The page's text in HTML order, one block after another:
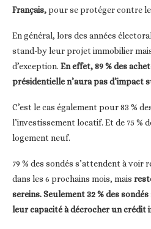
Français,pour se protéger contre
En général, lors des années
stand-by leur projet immobilier
d’exception. En effet, 89 % des
présidentielle n’aura pas d’impact
C’est le cas également pour 83 %
l’investissement locatif. Et de 75 %
logement neuf.
79 % des sondés s’attendent à
dans les 6 prochains mois, mais
sereins. Seulement 32 % des
leur capacité à décrocher un crédit